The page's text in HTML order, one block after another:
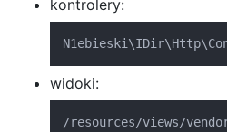
kontrolery:
N1ebieski \IDir\Http\
widoki:
/resources/views/